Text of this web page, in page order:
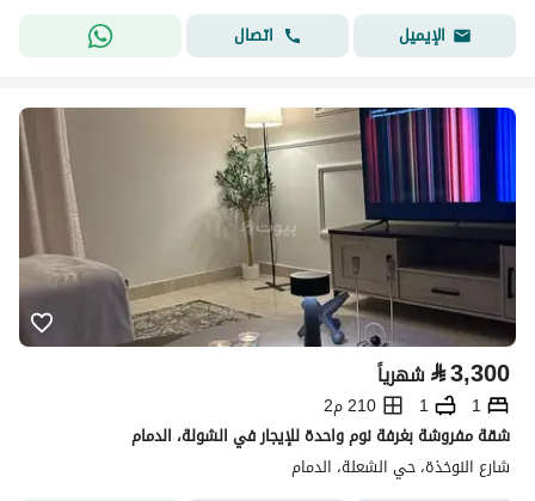
الإيميل
اتصال
⃁3,300 شهرياً
1
1
210 م2
شقة مفروشة بغرفة نوم واحدة للإيجار في الشولة، الدمام
شارع النوخذة، حي الشعلة، الدمام